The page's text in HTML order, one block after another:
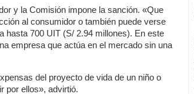
y la Comisión impone la sanción. «Que
al consumidor o también puede verse
hasta 700 UIT (S/ 2.94 millones). En este
empresa que actúa en el mercado sin una
del proyecto de vida de un niño o
por ellos», advirtió.